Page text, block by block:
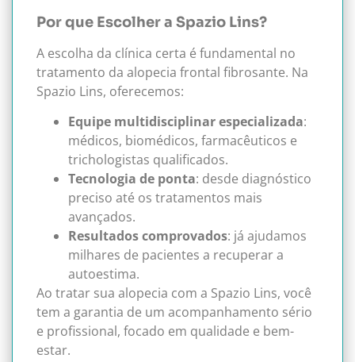
Por que Escolher a Spazio Lins?
A escolha da clínica certa é fundamental no
tratamento da alopecia frontal fibrosante. Na
Spazio Lins, oferecemos:
Equipe multidisciplinar especializada:
médicos, biomédicos, farmacêuticos e
trichologistas qualificados.
Tecnologia de ponta: desde diagnóstico
preciso até os tratamentos mais
avançados.
Resultados comprovados: já ajudamos
milhares de pacientes a recuperar a
autoestima.
Ao tratar sua alopecia com a Spazio Lins, você
tem a garantia de um acompanhamento sério
e profissional, focado em qualidade e bem-
estar.